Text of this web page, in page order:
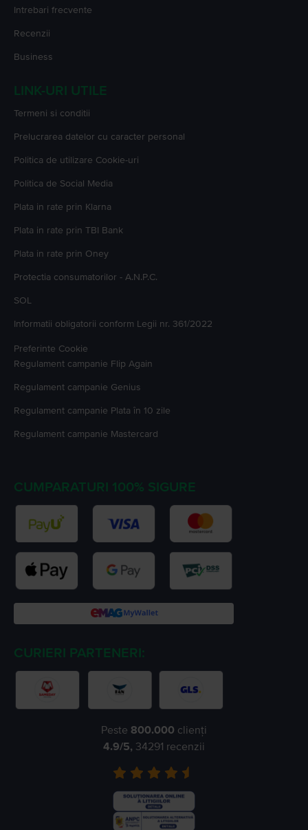
Intrebari frecvente
Recenzii
Business
LINK-URI UTILE
Termeni si conditii
Prelucrarea datelor cu caracter personal
Politica de utilizare Cookie-uri
Politica de Social Media
Plata in rate prin Klarna
Plata in rate prin TBI Bank
Plata in rate prin Oney
Protectia consumatorilor - A.N.P.C.
SOL
Informatii obligatorii conform Legii nr. 361/2022
Preferinte Cookie
Regulament campanie Flip Again
Regulament campanie Genius
Regulament campanie Plata în 10 zile
Regulament campanie Mastercard
CUMPARATURI 100% SIGURE
CURIERI PARTENERI:
Peste 800.000 clienți
4.9/5, 34291 recenzii